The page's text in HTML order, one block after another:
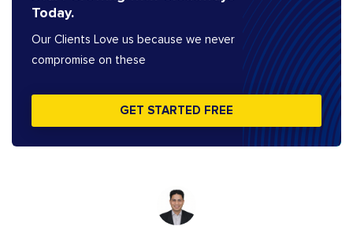
Today.
Our Clients Love us because we never
compromise on these
GET STARTED FREE